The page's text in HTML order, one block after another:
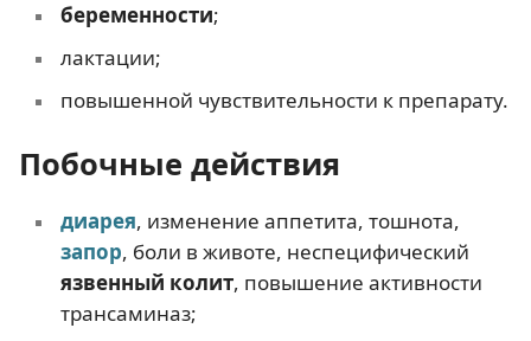
беременности;
лактации;
повышенной чувствительности к препарату.
Побочные действия
диарея, изменение аппетита, тошнота,
запор, боли в животе, неспецифический
язвенный колит, повышение активности
трансаминаз;